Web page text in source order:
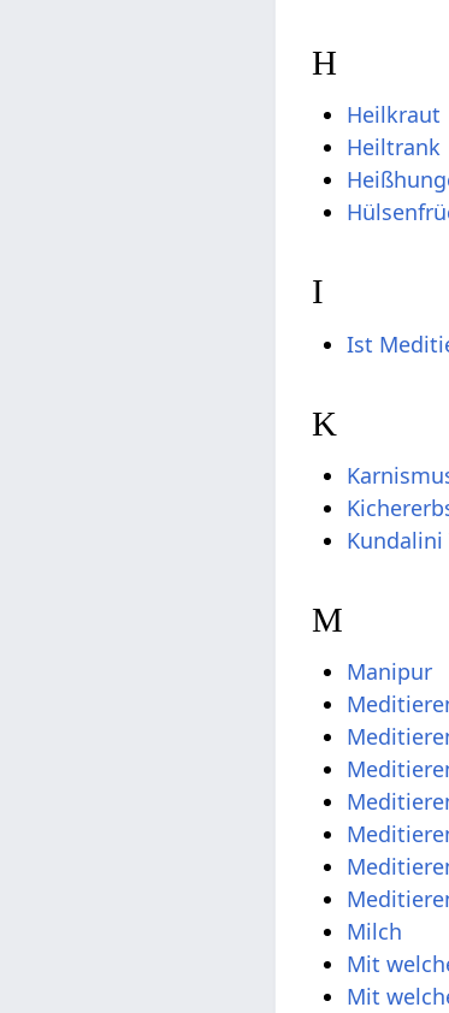
H
Heilkraut
Heiltrank
I
Ist
K
Kundalini
M
Manipur
Milch
Mit
Mit